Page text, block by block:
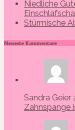
Niedliche
Stürmische
Neueste Kommentare
Sandra Geier
Zahnspange